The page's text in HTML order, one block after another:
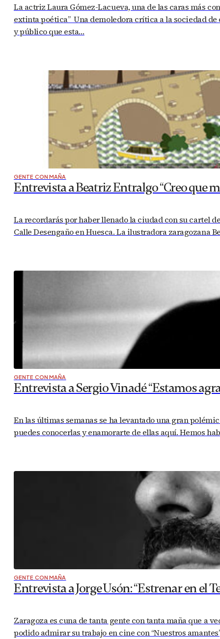
La actriz Laura Gómez-Lacueva, una de las caras más
extinta poética” Una demoledora crítica a la sociedad
y público que esta…
GENTE CON MAÑA
Entrevista a Beatriz Entralgo “Creo que
La recordarás por haber llenado la ciudad con su cartel
Calle Desengaño en Huesca. La ilustradora zaragozana
GENTE CON MAÑA
Entrevista a Sergio Vinadé “Estamos
En las últimas semanas se ha levantado una gran
puedes conocerlas y enamorarte de ellas aquí. Hemos
GENTE CON MAÑA
Entrevista a Jorge Usón: “Estrenar en el
Zaragoza es cuna de tanta gente con tanta maña que a
podido admirar su trabajo en cine con “Nuestros